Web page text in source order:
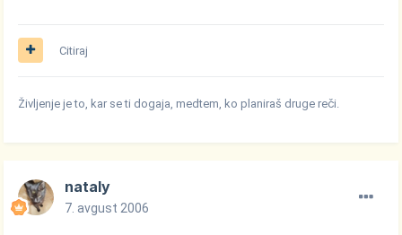
Citiraj
Življenje je to, kar se ti dogaja, medtem, ko planiraš druge reči.
nataly
7. avgust 2006